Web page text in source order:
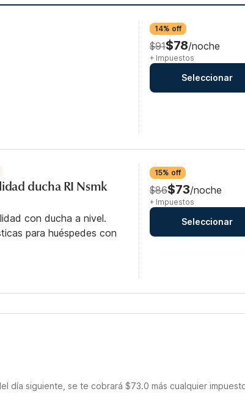
14% off
$91$78/noche
+ Impuestos
Seleccionar
ducha RI Nsmk
con ducha a nivel.
para huéspedes con
15% off
$86$73/noche
+ Impuestos
Seleccionar
día siguiente, se te cobrará $73.0 más cualquier